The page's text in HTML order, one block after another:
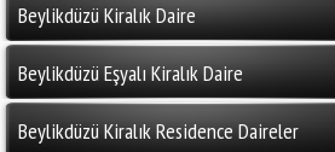
Beylikdüzü Kiralık Daire
Beylikdüzü Eşyalı Kiralık Daire
Beylikdüzü Kiralık Residence Daireler